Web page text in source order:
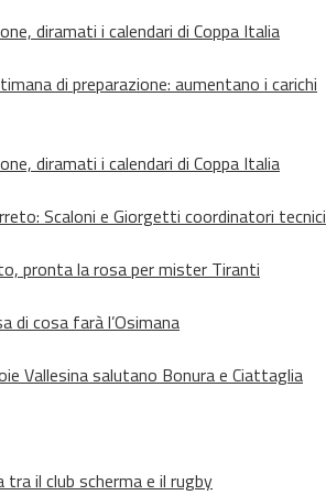
diramati i calendari di Coppa Italia
di preparazione: aumentano i carichi
diramati i calendari di Coppa Italia
Scaloni e Giorgetti coordinatori tecnici
pronta la rosa per mister Tiranti
cosa farà l’Osimana
Vallesina salutano Bonura e Ciattaglia
il club scherma e il rugby